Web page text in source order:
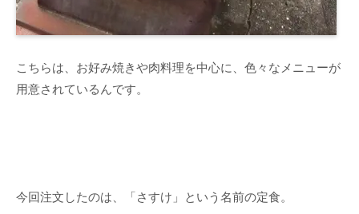
こちらは、お好み焼きや肉料理を中心に、色々なメニューが
用意されているんです。
今回注文したのは、「さすけ」という名前の定食。